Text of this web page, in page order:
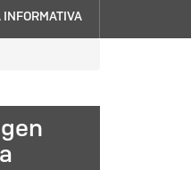
INFORMATIVA